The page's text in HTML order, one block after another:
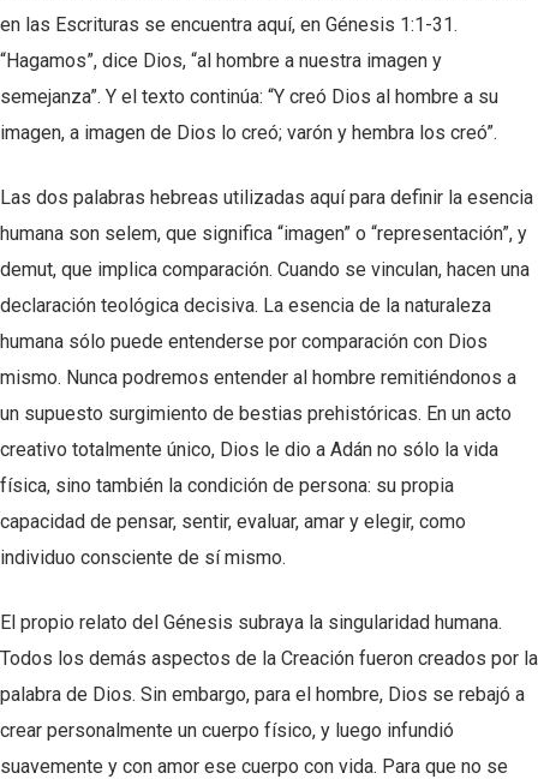
en las Escrituras se encuentra aquí, en Génesis 1:1-31.
“Hagamos”, dice Dios, “al hombre a nuestra imagen y
semejanza”. Y el texto continúa: “Y creó Dios al hombre a su
imagen, a imagen de Dios lo creó; varón y hembra los creó”.
Las dos palabras hebreas utilizadas aquí para definir la esencia
humana son selem, que significa “imagen” o “representación”, y
demut, que implica comparación. Cuando se vinculan, hacen una
declaración teológica decisiva. La esencia de la naturaleza
humana sólo puede entenderse por comparación con Dios
mismo. Nunca podremos entender al hombre remitiéndonos a
un supuesto surgimiento de bestias prehistóricas. En un acto
creativo totalmente único, Dios le dio a Adán no sólo la vida
física, sino también la condición de persona: su propia
capacidad de pensar, sentir, evaluar, amar y elegir, como
individuo consciente de sí mismo.
El propio relato del Génesis subraya la singularidad humana.
Todos los demás aspectos de la Creación fueron creados por la
palabra de Dios. Sin embargo, para el hombre, Dios se rebajó a
crear personalmente un cuerpo físico, y luego infundió
suavemente y con amor ese cuerpo con vida. Para que no se